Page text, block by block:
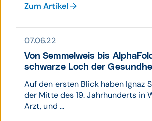
Zum Artikel
07.06.22
Von Sem­mel­weis bis
schwarze Loch der
Auf den ersten Blick haben Ignaz
der Mitte des 19. Jahrhunderts in
Arzt, und ...